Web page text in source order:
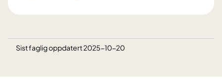
Sist faglig oppdatert 2025-10-20